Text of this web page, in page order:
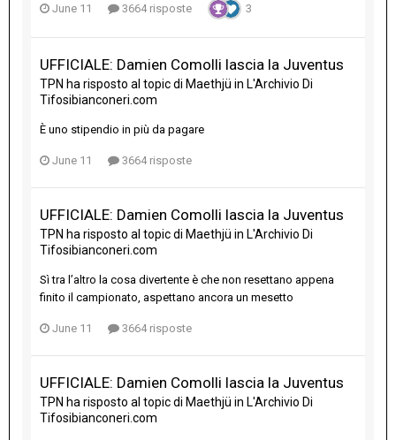
June 11 3664 risposte 3
UFFICIALE: Damien Comolli lascia la Juventus
TPN ha risposto al topic di Maethjü in L'Archivio Di
Tifosibianconeri.com
È uno stipendio in più da pagare
June 11 3664 risposte
UFFICIALE: Damien Comolli lascia la Juventus
TPN ha risposto al topic di Maethjü in L'Archivio Di
Tifosibianconeri.com
Sì tra l’altro la cosa divertente è che non resettano appena
finito il campionato, aspettano ancora un mesetto
June 11 3664 risposte
UFFICIALE: Damien Comolli lascia la Juventus
TPN ha risposto al topic di Maethjü in L'Archivio Di
Tifosibianconeri.com